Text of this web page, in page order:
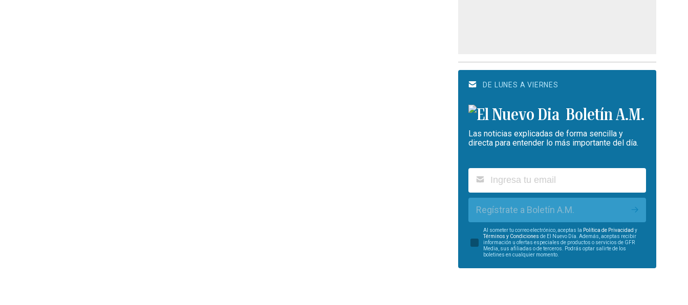
DE LUNES A VIERNES
Boletín A.M.
Las noticias explicadas de forma sencilla y
directa para entender lo más importante del día.
Regístrate a Boletín A.M.
Al someter tu correo electrónico, aceptas la Política de Privacidad y
Términos y Condiciones de El Nuevo Día. Además, aceptas recibir
información u ofertas especiales de productos o servicios de GFR
Media, sus afiliadas o de terceros. Podrás optar salirte de los
boletines en cualquier momento.